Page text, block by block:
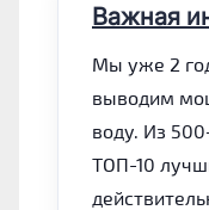
Важная
Мы уже 2
выводим
воду. Из
ТОП-10